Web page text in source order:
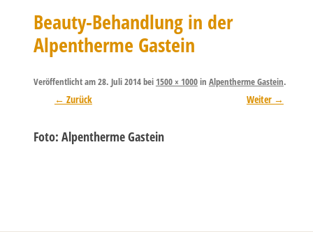
Beauty-Behandlung in der
Alpentherme Gastein
Veröffentlicht am28. Juli 2014bei 1500 × 1000in Alpentherme Gastein.
← Zurück Weiter →
Foto: Alpentherme Gastein